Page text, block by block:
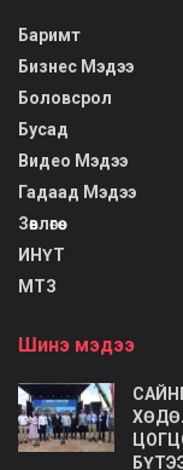
Баримт
Бизнес Мэдээ
Боловсрол
Бусад
Видео Мэдээ
Гадаад Мэдээ
Зөвлөгөө
ИНҮТ
МТЗ
Шинэ мэдээ